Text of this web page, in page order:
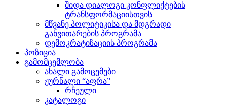
შიდა დიალოგი კონფლიქტების
ტრანსფორმაციისთვის
მწვანე პოლიტიკისა და მდგრადი
განვითარების პროგრამა
დემოკრატიზაციის პროგრამა
პოზიცია
გამომცემლობა
ახალი გამოცემები
ჟურნალი “აფრა”
რჩეული
კატალოგი